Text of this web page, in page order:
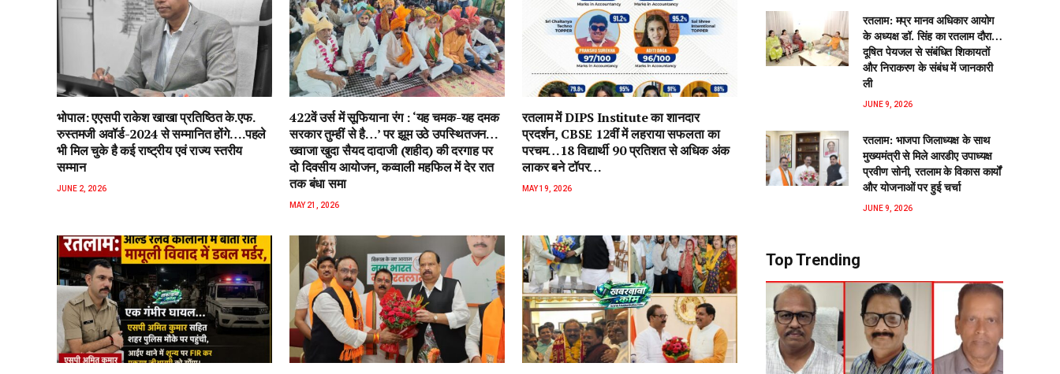
भोपाल: एएसपी राकेश‌ खाखा प्रतिष्ठित के.एफ.
रुस्तमजी अवॉर्ड-2024 से सम्मानित होंगे….पहले
भी मिल चुके है कई राष्ट्रीय एवं राज्य स्तरीय
सम्मान
JUNE 2, 2026
422वें उर्स में सूफियाना रंग : ‘यह चमक-यह दमक
सरकार तुम्हीं से है…’ पर झूम उठे उपस्थितजन…
ख्वाजा खुदा सैयद दादाजी (शहीद) की दरगाह पर
दो दिवसीय आयोजन, कव्वाली महफिल में देर रात
तक बंधा समा
MAY 21, 2026
रतलाम में DIPS Institute का शानदार
प्रदर्शन, CBSE 12वीं में लहराया सफलता का
परचम…18 विद्यार्थी 90 प्रतिशत से अधिक अंक
लाकर बने टॉपर…
MAY 19, 2026
रतलाम: मप्र मानव अधिकार आयोग
के अध्यक्ष डॉ. सिंह का रतलाम दौरा…
दूषित पेयजल से‌ संबंधित शिकायतों
और निराकरण के संबंध में जानकारी
ली
JUNE 9, 2026
रतलाम: भाजपा जिलाध्यक्ष के साथ
मुख्यमंत्री से मिले आरडीए उपाध्यक्ष
प्रवीण सोनी, रतलाम के विकास कार्यों
और योजनाओं पर हुई चर्चा
JUNE 9, 2026
Top Trending